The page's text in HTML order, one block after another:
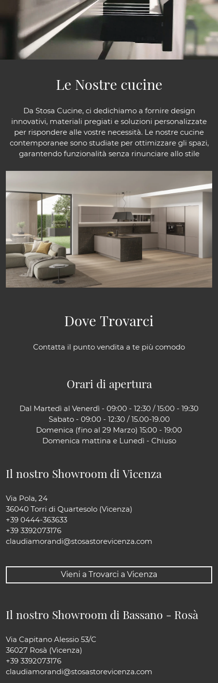
Le Nostre cucine
Da Stosa Cucine, ci dedichiamo a fornire design
innovativi, materiali pregiati e soluzioni personalizzate
per rispondere alle vostre necessità. Le nostre cucine
contemporanee sono studiate per ottimizzare gli spazi,
garantendo funzionalità senza rinunciare allo stile
Dove Trovarci
Contatta il punto vendita a te più comodo
Orari di apertura
Dal Martedì al Venerdì - 09:00 - 12:30 / 15:00 - 19:30
Sabato - 09:00 - 12:30 / 15.00-19.00
Domenica (fino al 29 Marzo) 15:00 - 19:00
Domenica mattina e Lunedì - Chiuso
Il nostro Showroom di Vicenza
Via Pola, 24
36040 Torri di Quartesolo (Vicenza)
+39 0444-363633
+39 3392073176
claudiamorandi@stosastorevicenza.com
Vieni a Trovarci a Vicenza
Il nostro Showroom di Bassano - Rosà
Via Capitano Alessio 53/C
36027 Rosà (Vicenza)
+39 3392073176
claudiamorandi@stosastorevicenza.com